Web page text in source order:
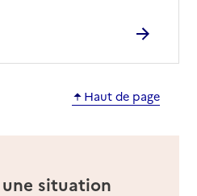
Haut de page
situation